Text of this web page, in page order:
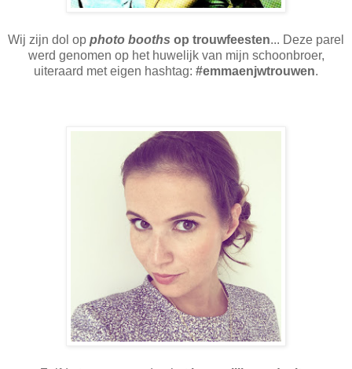
Wij zijn dol op photo booths op trouwfeesten... Deze parel
werd genomen op het huwelijk van mijn schoonbroer,
uiteraard met eigen hashtag: #emmaenjwtrouwen.